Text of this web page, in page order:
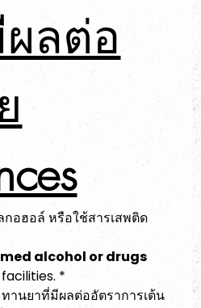
ลต่อ
อฮอล์ หรือใช้สารเสพติด
alcohol or drugs
*
านยาที่มีผลต่ออัตราการเต้น